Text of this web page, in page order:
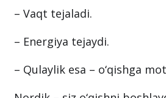
– Vaqt tejaladi.
– Energiya tejaydi.
– Qulaylik esa – o‘qishga